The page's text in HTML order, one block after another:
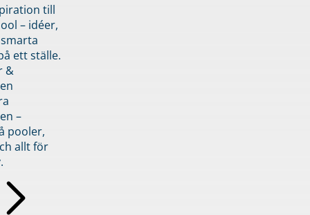
till
– idéer,
ett ställe.
&
–
pooler,
allt för